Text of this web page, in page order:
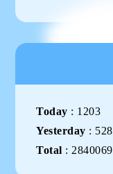
Today : 1203
Yesterday : 528
Total : 2840069